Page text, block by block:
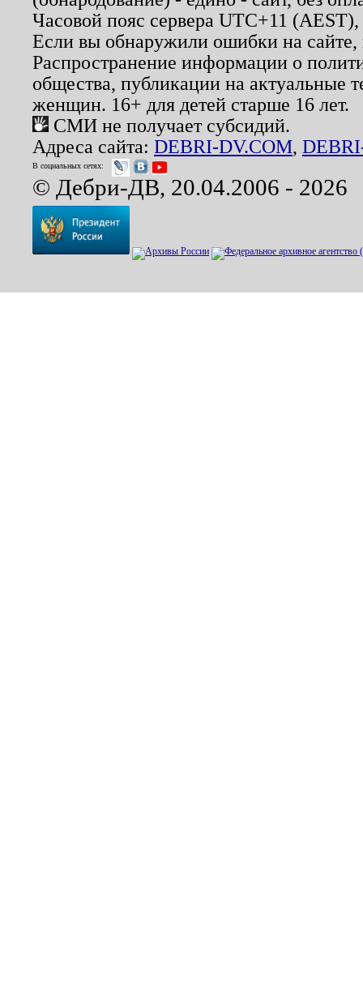
Часовой пояс сервера UTC+11
Если вы обнаружили ошибки на
Распространение информации о
общества, публикации на актуальные
женщин. 16+ для детей старше 16 лет.
СМИ не получает субсидий.
Адреса сайта: DEBRI-DV.COM,
В социальных сетях:
© Дебри-ДВ, 20.04.2006 - 2026